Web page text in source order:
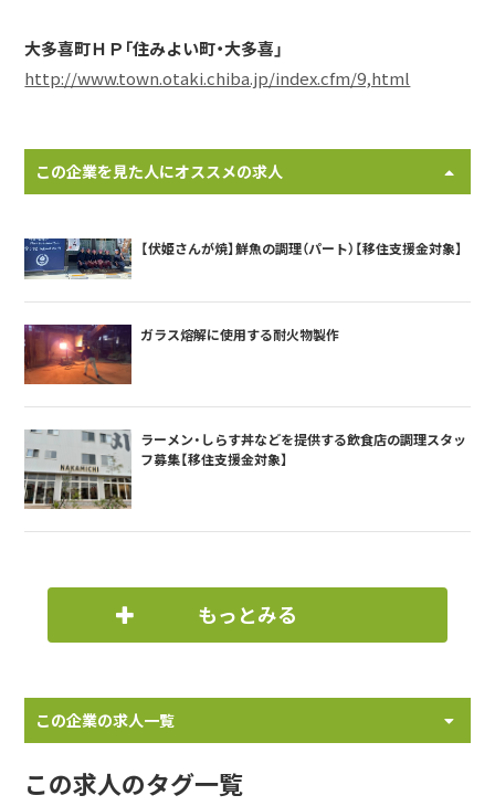
大多喜町ＨＰ「住みよい町・大多喜」
http://www.town.otaki.chiba.jp/index.cfm/9,html
この企業を見た人にオススメの求人
【伏姫さんが焼】鮮魚の調理（パート）【移住支援金対象】
ガラス熔解に使用する耐火物製作
ラーメン・しらす丼などを提供する飲食店の調理スタッ
フ募集【移住支援金対象】
もっとみる
この企業の求人一覧
この求人のタグ一覧